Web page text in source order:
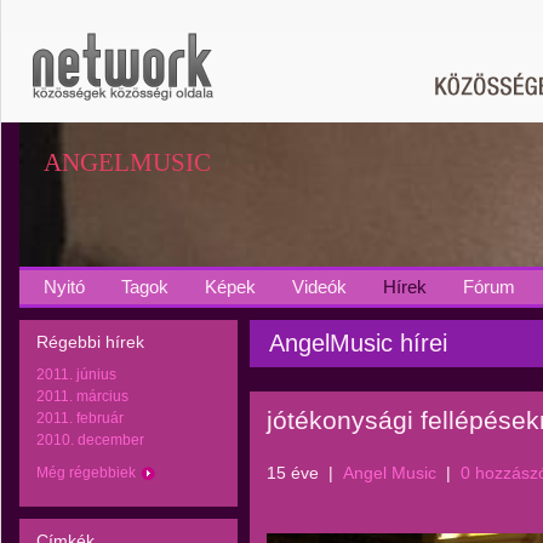
ANGELMUSIC
Nyitó Tagok Képek Videók Hírek Fórum
Régebbi hírek
2011. június
2011. március
2011. február
2010. december
Még régebbiek
AngelMusic hírei
jótékonysági
15 éve | Angel Music | 0